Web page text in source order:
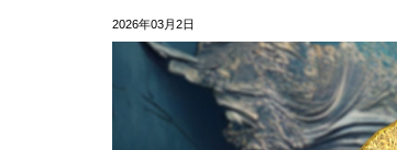
2026年03月2日